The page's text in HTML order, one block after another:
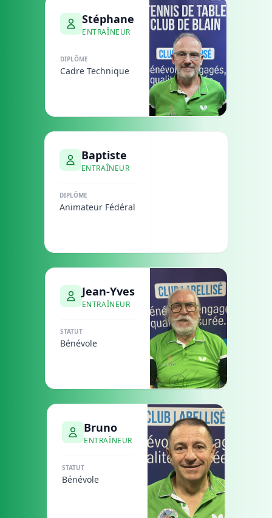
Stéphane
ENTRAÎNEUR
DIPLÔME
Cadre Technique
Baptiste
ENTRAÎNEUR
DIPLÔME
Animateur Fédéral
Jean-Yves
ENTRAÎNEUR
STATUT
Bénévole
Bruno
ENTRAÎNEUR
STATUT
Bénévole